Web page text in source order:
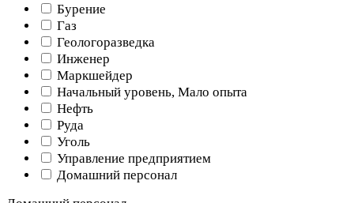
Бурение
Газ
Геологоразведка
Инженер
Маркшейдер
Начальный уровень, Мало опыта
Нефть
Руда
Уголь
Управление предприятием
Домашний персонал